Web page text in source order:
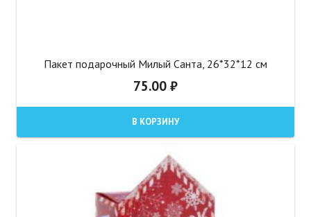
Пакет подарочный Милый Санта, 26*32*12 см
75.00 ₽
В КОРЗИНУ